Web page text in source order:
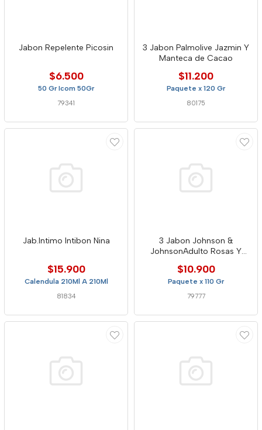
Jabon Repelente Picosin
$6.500
50 Gr Icom 50Gr
79341
3 Jabon Palmolive Jazmin Y
Manteca de Cacao
$11.200
Paquete x 120 Gr
80175
Jab.Intimo Intibon Nina
$15.900
Calendula 210Ml A 210Ml
81834
3 Jabon Johnson &
JohnsonAdulto Rosas Y
$10.900
Paquete x 110 Gr
79777